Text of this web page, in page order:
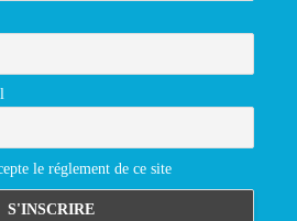
le réglement de ce site